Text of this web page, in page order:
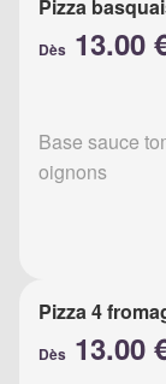
Pizza
Dès 13.00
Base sauce
oignons
Pizza 4
Dès 13.00